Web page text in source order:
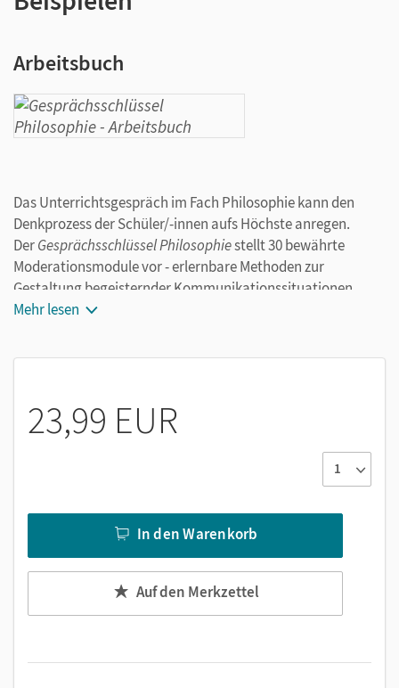
Arbeitsbuch
Das Unterrichtsgespräch im Fach Philosophie kann den
Denkprozess der Schüler/-innen aufs Höchste anregen.
DerGesprächsschlüssel Philosophiestellt 30 bewährte
Moderationsmodule vor - erlernbare Methoden zur
Gestaltung begeisternder Kommunikationssituationen.
Konkrete Beispiele dokumentieren ihre Praxistauglichkeit.
Schüler/-innen; die Stunden gewinnen durch
fachmethodische Gesprächskultur auch entscheidend an
Mehr lesen
23,99 EUR
In den Warenkorb
Auf den Merkzettel